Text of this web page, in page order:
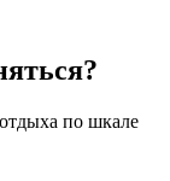
по шкале